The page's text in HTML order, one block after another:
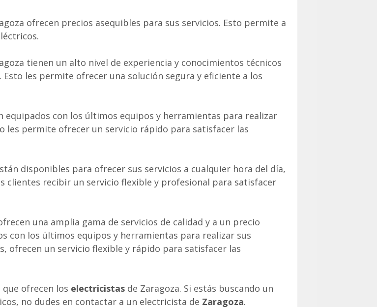
ofrecen precios asequibles para sus servicios. Esto permite a
tienen un alto nivel de experiencia y conocimientos técnicos
les permite ofrecer una solución segura y eficiente a los
equipados con los últimos equipos y herramientas para realizar
les permite ofrecer un servicio rápido para satisfacer las
disponibles para ofrecer sus servicios a cualquier hora del día,
clientes recibir un servicio flexible y profesional para satisfacer
una amplia gama de servicios de calidad y a un precio
con los últimos equipos y herramientas para realizar sus
ofrecen un servicio flexible y rápido para satisfacer las
que ofrecen los electricistas de Zaragoza. Si estás buscando un
no dudes en contactar a un electricista de Zaragoza.